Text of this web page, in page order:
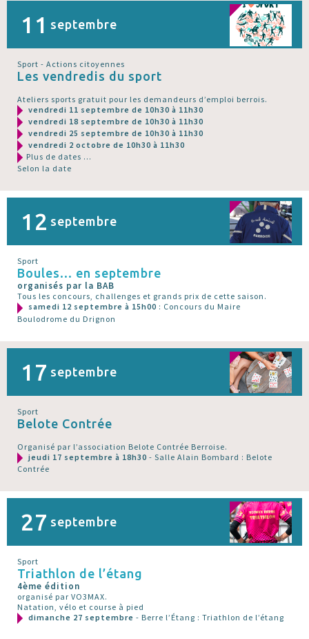
11 septembre
Sport - Actions citoyennes
Les vendredis du sport
Ateliers sports gratuit pour les demandeurs d’emploi berrois.
vendredi 11 septembre de 10h30 à 11h30
vendredi 18 septembre de 10h30 à 11h30
vendredi 25 septembre de 10h30 à 11h30
vendredi 2 octobre de 10h30 à 11h30
Plus de dates ...
Selon la date
12 septembre
Sport
Boules... en septembre
organisés par la BAB
Tous les concours, challenges et grands prix de cette saison.
samedi 12 septembre à 15h00 : Concours du Maire
Boulodrome du Drignon
17 septembre
Sport
Belote Contrée
Organisé par l’association Belote Contrée Berroise.
jeudi 17 septembre à 18h30 - Salle Alain Bombard : Belote
Contrée
27 septembre
Sport
Triathlon de l’étang
4ème édition
organisé par VO3MAX.
Natation, vélo et course à pied
dimanche 27 septembre - Berre l’Étang : Triathlon de l’étang